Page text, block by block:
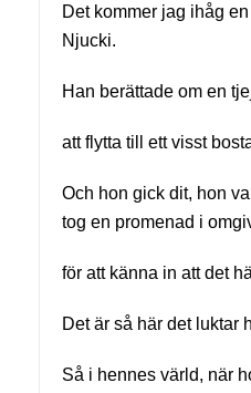
Det kommer jag ihåg
Njucki.
Han berättade om en
att flytta till ett visst
Och hon gick dit, hon
tog en promenad i
för att känna in att det
Det är så här det luktar
Så i hennes värld, när